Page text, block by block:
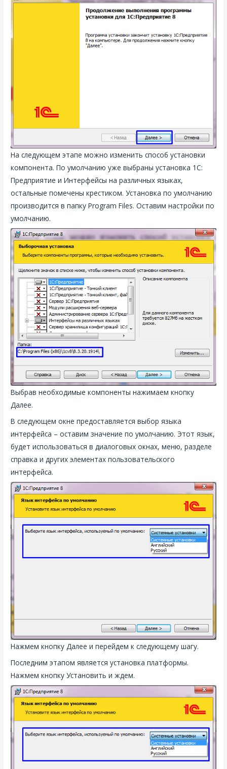
На следующем этапе можно изменить способ установки
компонента. По умолчанию уже выбраны установка 1С:
Предприятие и Интерфейсы на различных языках,
остальные помечены крестиком. Установка по умолчанию
производится в папку Program Files. Оставим настройки по
умолчанию.
Выбрав необходимые компоненты нажимаем кнопку
Далее.
В следующем окне предоставляется выбор языка
интерфейса – оставим значение по умолчанию. Этот язык,
будет использоваться в диалоговых окнах, меню, разделе
справка и других элементах пользовательского
интерфейса.
Нажмем кнопку Далее и перейдем к следующему шагу.
Последним этапом является установка платформы.
Нажмем кнопку Установить и ждем.